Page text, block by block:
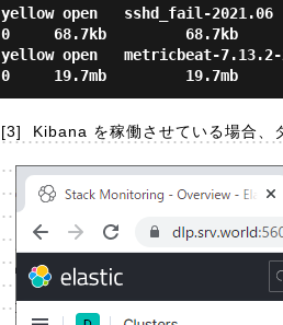
yellow open   sshd_fail-
0     68.7kb         68.7kb
yellow open   metricbeat-7.13.2-
[3] Kibana を稼働させている場合、